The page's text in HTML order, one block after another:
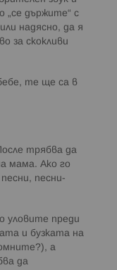
„се държите“ с
надясно, да я
за скокливи
те ще са в
трябва да
мама. Ако го
песни-
уловите преди
и бузката на
а
да